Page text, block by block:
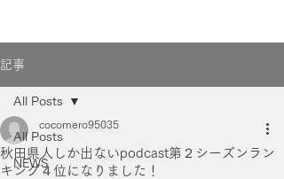
記事
All Posts
NEWS
All Posts
秋田県人しか出ないpodcast第２シーズンラン
キング４位になりました！
cocomero95035